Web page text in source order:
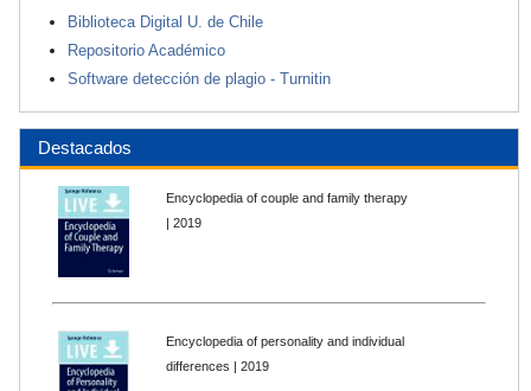
Biblioteca Digital U. de Chile
Repositorio Académico
Software detección de plagio - Turnitin
Destacados
Encyclopedia of couple and family therapy
| 2019
Encyclopedia of personality and individual
differences | 2019